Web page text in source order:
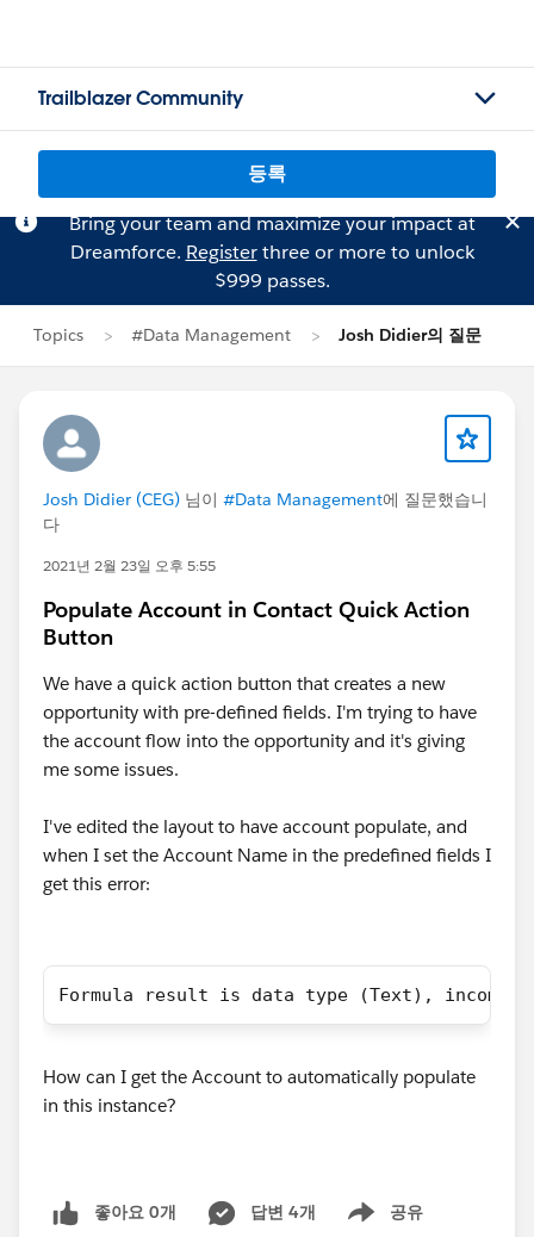
Trailblazer Community
등록
Bring your team and maximize your impact at
Dreamforce. Registerthree or more to unlock
$999 passes.
Topics #Data Management Josh Didier의 질문
Josh Didier (CEG) 님이 #Data Management에 질문했습니
다
2021년 2월 23일 오후 5:55
Populate Account in Contact Quick Action
Button
We have a quick action button that creates a new
opportunity with pre-defined fields. I'm trying to have
the account flow into the opportunity and it's giving
me some issues.
I've edited the layout to have account populate, and
when I set the Account Name in the predefined fields I
get this error:
Formula result is data type (Text),
How can I get the Account to automatically populate
in this instance?
좋아요 0개 답변 4개 공유
Show menu